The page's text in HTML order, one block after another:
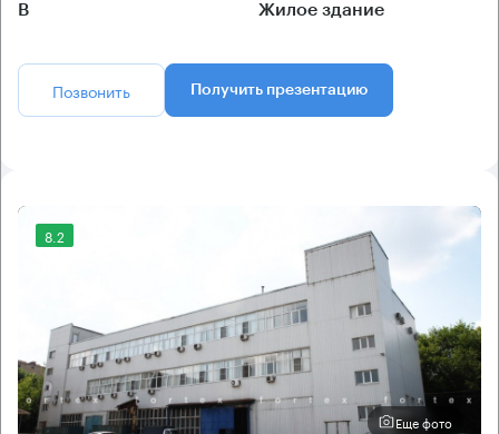
B Жилое здание
Позвонить Получить презентацию
8.2
Еще фото